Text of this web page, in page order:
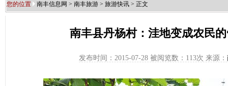
您的位置 南丰信息网 > 南丰旅游 > 旅游快讯 > 正文
南丰县丹杨村：洼地变成农民
发布时间：2015-07-28 被阅览数： 113次 来源：